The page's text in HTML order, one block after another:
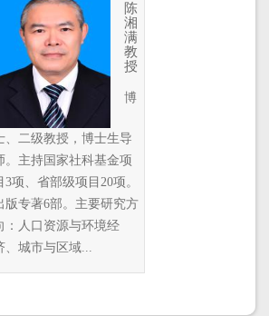
陈
湘
满
教
授
博
、二级教授，博士生导
。主持国家社科基金项
3项、省部级项目20项。
版专著6部。主要研究方
：人口资源与环境经
、城市与区域...